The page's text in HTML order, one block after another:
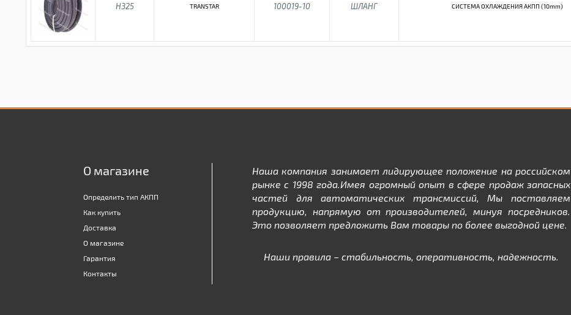
H325 TRANSTAR 100019-10 ШЛАНГ СИСТЕМА ОХЛАЖДЕНИЯ АКПП (10mm)
О магазине
Определить тип АКПП
Как купить
Доставка
О магазине
Гарантия
Контакты
Наша компания занимает лидирующее положение на российском
рынке с 1998 года.Имея огромный опыт в сфере продаж запасных
частей для автоматических трансмиссий, Мы поставляем
продукцию, напрямую от производителей, минуя посредников.
Это позволяет предложить Вам товары по более выгодной цене.
Наши правила – стабильность, оперативность, надежность.